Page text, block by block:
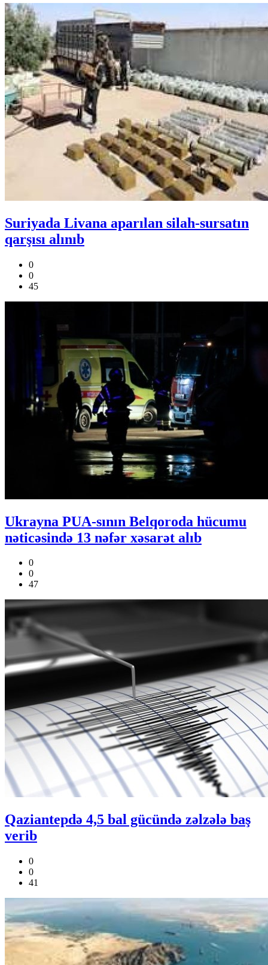
Suriyada Livana aparılan silah-sursatın
qarşısı alınıb
0
0
45
Ukrayna PUA-sının Belqoroda hücumu
nəticəsində 13 nəfər xəsarət alıb
0
0
47
Qaziantepdə 4,5 bal gücündə zəlzələ baş
verib
0
0
41